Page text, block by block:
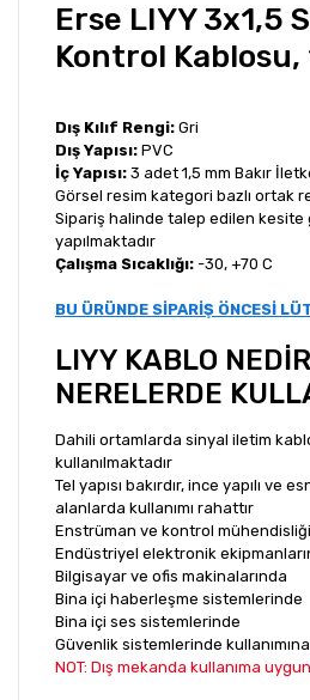
Erse LIYY 3x1,5
Kontrol
Dış Kılıf Rengi: Gri
Dış Yapısı: PVC
İç Yapısı: 3 adet 1,5 mm Bakır
Görsel resim kategori bazlı ortak
Sipariş halinde talep edilen kesite
yapılmaktadır
Çalışma Sıcaklığı: -30, +70 C
BU ÜRÜNDE SİPARİŞ ÖNCESİ
LIYY KABLO
NERELERDE
Dahili ortamlarda sinyal iletim
kullanılmaktadır
Tel yapısı bakırdır, ince yapılı ve
alanlarda kullanımı rahattır
Enstrüman ve kontrol
Endüstriyel elektronik
Bilgisayar ve ofis makinalarında
Bina içi haberleşme sistemlerinde
Bina içi ses sistemlerinde
Güvenlik sistemlerinde
NOT: Dış mekanda kullanıma